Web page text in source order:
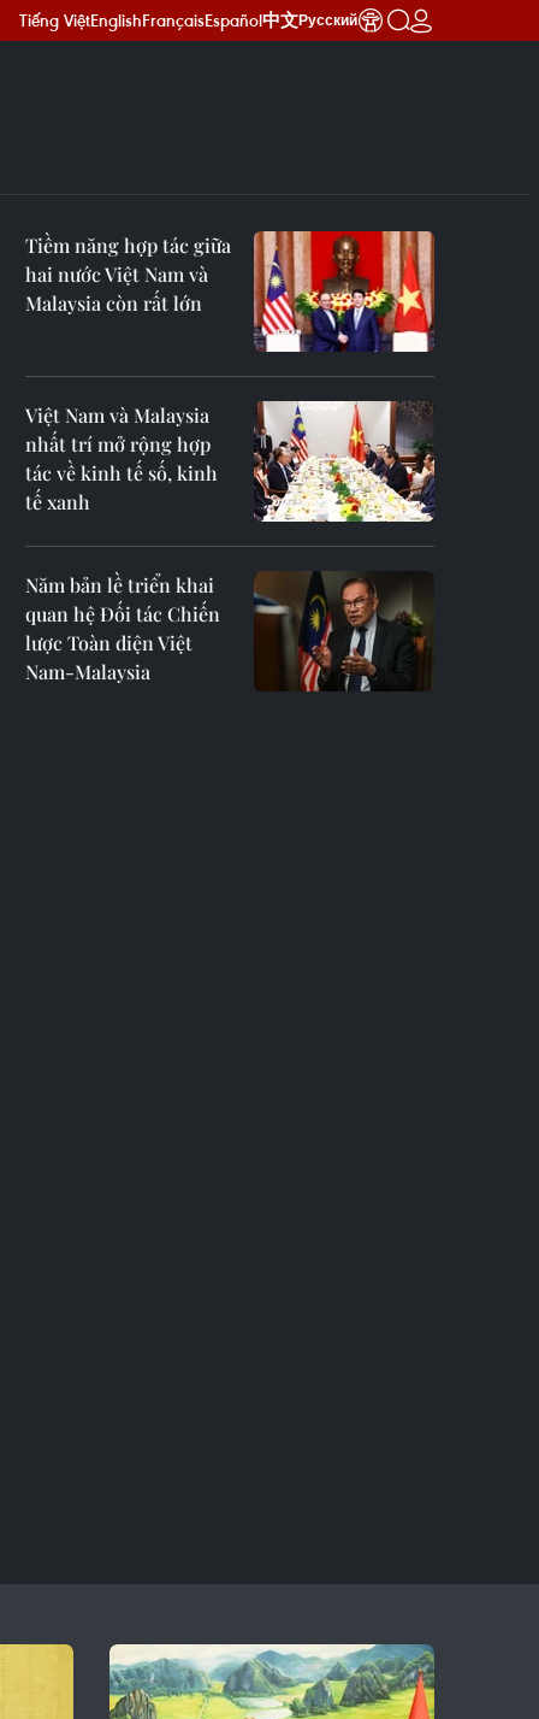
Tiếng ViệtEnglishFrançaisEspañol中文Русский
Tiềm năng hợp tác giữa
hai nước Việt Nam và
Malaysia còn rất lớn
Việt Nam và Malaysia
nhất trí mở rộng hợp
tác về kinh tế số, kinh
tế xanh
Năm bản lề triển khai
quan hệ Đối tác Chiến
lược Toàn diện Việt
Nam-Malaysia